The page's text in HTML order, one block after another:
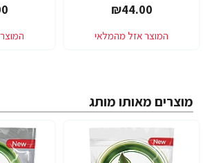
₪44.00
מוצרים מאותו מותג